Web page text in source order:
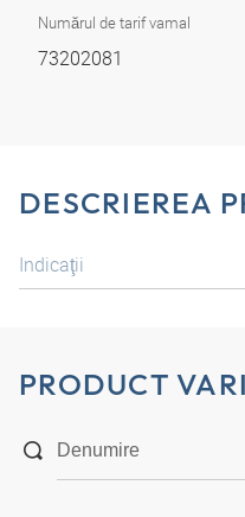
Numărul de tarif vamal
73202081
DESCRIEREA
Indicaţii
PRODUCT